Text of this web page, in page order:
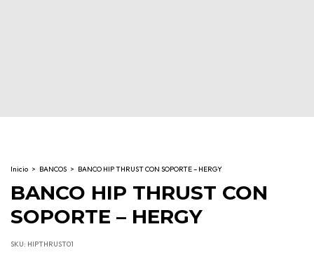
Inicio > BANCOS > BANCO HIP THRUST CON SOPORTE – HERGY
BANCO HIP THRUST CON
SOPORTE – HERGY
SKU: HIPTHRUST01